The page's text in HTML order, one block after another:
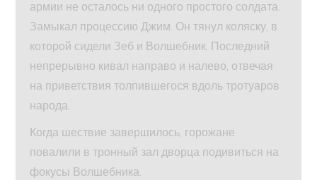
армии не осталось ни одного простого солдата.
Замыкал процессию Джим. Он тянул коляску, в
которой сидели Зеб и Волшебник. Последний
непрерывно кивал направо и налево, отвечая
на приветствия толпившегося вдоль тротуаров
народа.
Когда шествие завершилось, горожане
повалили в тронный зал дворца подивиться на
фокусы Волшебника.